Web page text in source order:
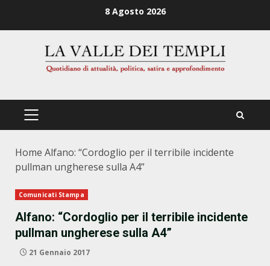
8 Agosto 2026
PRIMÄRES
Home Alfano: “Cordoglio per il terribile incidente
pullman ungherese sulla A4”
Comunicati Stampa
Alfano: “Cordoglio per il terribile incidente
pullman ungherese sulla A4”
21 Gennaio 2017